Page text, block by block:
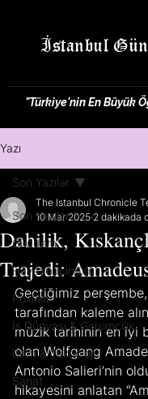
İstanbul
"Türkiye'nin En Büyük
Yazı
Son Yazılar
Gündem
Hayatın İçinden
Politika
İş Dünyası & Girişimcilik
Bilim & Teknoloji
Sanat
Son Yazılar
Dahilik,
Trajedi:
The Istanbul Chronicle
10 Mar 2025 2 dakikada
Geçtiğimiz
tarafından kaleme
müzik tarihinin en iyi
olan Wolfgang
Antonio Salieri’nin
hikayesini anlatan